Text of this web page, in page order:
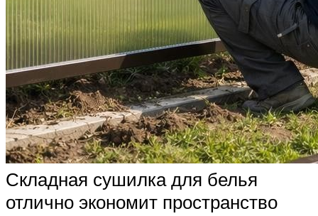
Складная сушилка для белья
отлично экономит пространство